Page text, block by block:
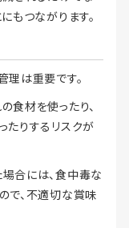
もつながります。
は重要です。
食材を使ったり、
たりするリスクが
合には、食中毒な
で、不適切な賞味